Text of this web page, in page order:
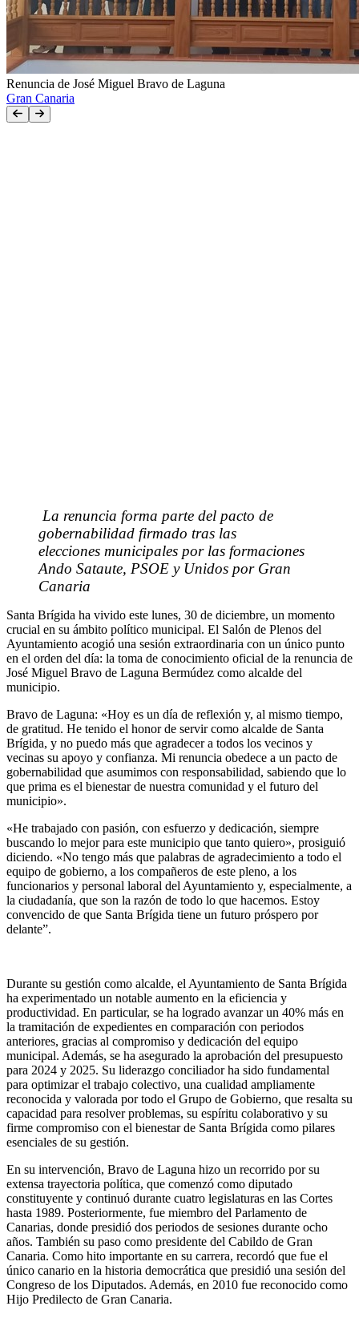
Renuncia de José Miguel Bravo de Laguna
Gran Canaria
La renuncia forma parte del pacto de
gobernabilidad firmado tras las
elecciones municipales por las formaciones
Ando Sataute, PSOE y Unidos por Gran
Canaria
Santa Brígida ha vivido este lunes, 30 de diciembre, un momento
crucial en su ámbito político municipal. El Salón de Plenos del
Ayuntamiento acogió una sesión extraordinaria con un único punto
en el orden del día: la toma de conocimiento oficial de la renuncia de
José Miguel Bravo de Laguna Bermúdez como alcalde del
municipio.
Bravo de Laguna: «Hoy es un día de reflexión y, al mismo tiempo,
de gratitud. He tenido el honor de servir como alcalde de Santa
Brígida, y no puedo más que agradecer a todos los vecinos y
vecinas su apoyo y confianza. Mi renuncia obedece a un pacto de
gobernabilidad que asumimos con responsabilidad, sabiendo que lo
que prima es el bienestar de nuestra comunidad y el futuro del
municipio».
«He trabajado con pasión, con esfuerzo y dedicación, siempre
buscando lo mejor para este municipio que tanto quiero», prosiguió
diciendo. «No tengo más que palabras de agradecimiento a todo el
equipo de gobierno, a los compañeros de este pleno, a los
funcionarios y personal laboral del Ayuntamiento y, especialmente, a
la ciudadanía, que son la razón de todo lo que hacemos. Estoy
convencido de que Santa Brígida tiene un futuro próspero por
delante”.
Durante su gestión como alcalde, el Ayuntamiento de Santa Brígida
ha experimentado un notable aumento en la eficiencia y
productividad. En particular, se ha logrado avanzar un 40% más en
la tramitación de expedientes en comparación con periodos
anteriores, gracias al compromiso y dedicación del equipo
municipal. Además, se ha asegurado la aprobación del presupuesto
para 2024 y 2025. Su liderazgo conciliador ha sido fundamental
para optimizar el trabajo colectivo, una cualidad ampliamente
reconocida y valorada por todo el Grupo de Gobierno, que resalta su
capacidad para resolver problemas, su espíritu colaborativo y su
firme compromiso con el bienestar de Santa Brígida como pilares
esenciales de su gestión.
En su intervención, Bravo de Laguna hizo un recorrido por su
extensa trayectoria política, que comenzó como diputado
constituyente y continuó durante cuatro legislaturas en las Cortes
hasta 1989. Posteriormente, fue miembro del Parlamento de
Canarias, donde presidió dos periodos de sesiones durante ocho
años. También su paso como presidente del Cabildo de Gran
Canaria. Como hito importante en su carrera, recordó que fue el
único canario en la historia democrática que presidió una sesión del
Congreso de los Diputados. Además, en 2010 fue reconocido como
Hijo Predilecto de Gran Canaria.